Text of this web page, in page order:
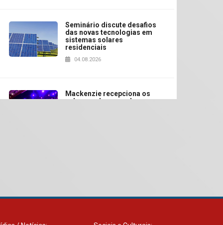
Seminário discute desafios
das novas tecnologias em
sistemas solares
residenciais
04.08.2026
Mackenzie recepciona os
calouros do segundo